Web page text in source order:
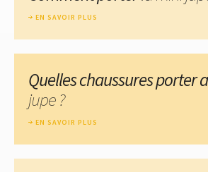
EN SAVOIR PLUS
Quelles chaussures porter
jupe ?
EN SAVOIR PLUS